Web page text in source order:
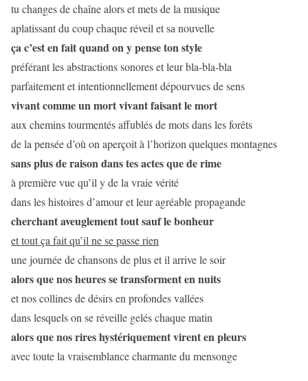
tu changes de chaîne alors et mets de la musique
aplatissant du coup chaque réveil et sa nouvelle
ça c’est en fait quand on y pense ton style
préférant les abstractions sonores et leur bla-bla-bla
parfaitement et intentionnellement dépourvues de sens
vivant comme un mort vivant faisant le mort
aux chemins tourmentés affublés de mots dans les forêts
de la pensée d’où on aperçoit à l’horizon quelques montagnes
sans plus de raison dans tes actes que de rime
à première vue qu’il y de la vraie vérité
dans les histoires d’amour et leur agréable propagande
cherchant aveuglement tout sauf le bonheur
et tout ça fait qu’il ne se passe rien
une journée de chansons de plus et il arrive le soir
alors que nos heures se transforment en nuits
et nos collines de désirs en profondes vallées
dans lesquels on se réveille gelés chaque matin
alors que nos rires hystériquement virent en pleurs
avec toute la vraisemblance charmante du mensonge